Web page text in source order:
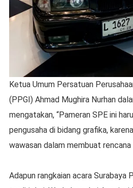
Ketua Umum Persatuan
(PPGI) Ahmad Mughira Nurhan
mengatakan, “Pameran SPE ini
pengusaha di bidang grafika,
wawasan dalam membuat rencana
Adapun rangkaian acara Surabaya